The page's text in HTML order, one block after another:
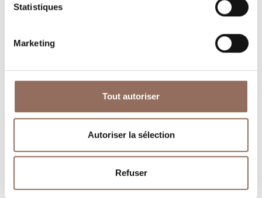
Statistiques
Marketing
Tout autoriser
Autoriser la sélection
Refuser
Tourisme